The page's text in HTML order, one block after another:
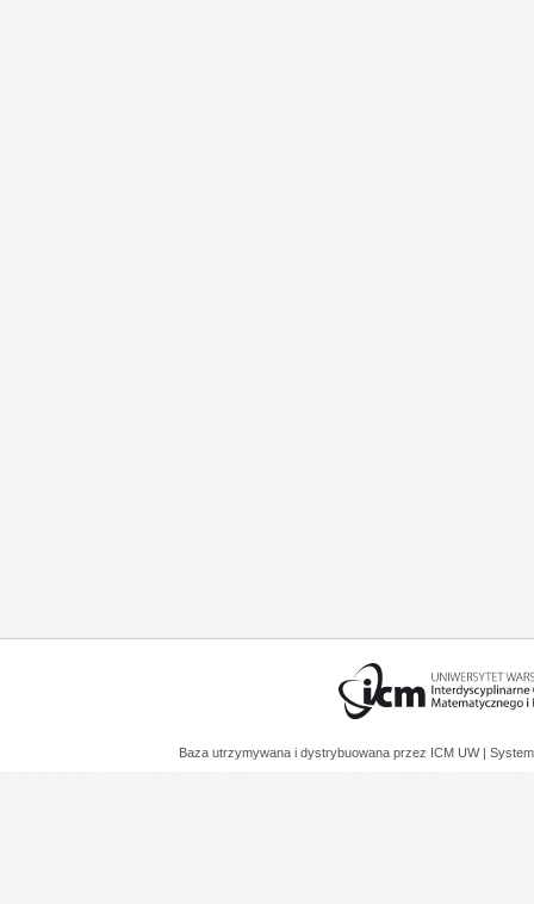
Baza utrzymywana i dystrybuowana przez ICM UW |